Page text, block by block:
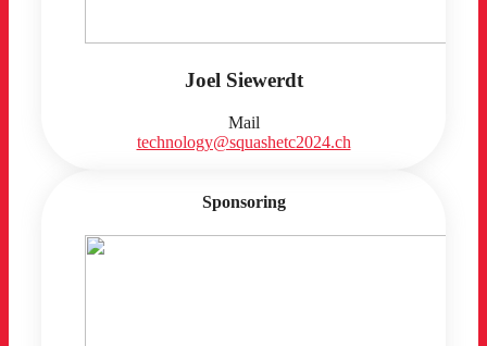
Joel Siewerdt
Mail
technology@squashetc2024.ch
Sponsoring